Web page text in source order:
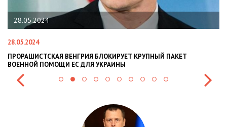
28.05.2024
28.05.2024
ПРОРАШИСТСКАЯ ВЕНГРИЯ БЛОКИРУЕТ КРУПНЫЙ ПАКЕТ
ВОЕННОЙ ПОМОЩИ ЕС ДЛЯ УКРАИНЫ